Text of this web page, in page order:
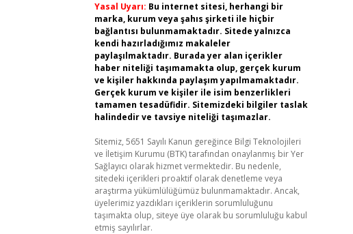
Yasal Uyarı: Bu internet sitesi, herhangi bir
marka, kurum veya şahıs şirketi ile hiçbir
bağlantısı bulunmamaktadır. Sitede yalnızca
kendi hazırladığımız makaleler
paylaşılmaktadır. Burada yer alan içerikler
haber niteliği taşımamakta olup, gerçek kurum
ve kişiler hakkında paylaşım yapılmamaktadır.
Gerçek kurum ve kişiler ile isim benzerlikleri
tamamen tesadüfidir. Sitemizdeki bilgiler taslak
halindedir ve tavsiye niteliği taşımazlar.
Sitemiz, 5651 Sayılı Kanun gereğince Bilgi Teknolojileri
ve İletişim Kurumu (BTK) tarafından onaylanmış bir Yer
Sağlayıcı olarak hizmet vermektedir. Bu nedenle,
sitedeki içerikleri proaktif olarak denetleme veya
araştırma yükümlülüğümüz bulunmamaktadır. Ancak,
üyelerimiz yazdıkları içeriklerin sorumluluğunu
taşımakta olup, siteye üye olarak bu sorumluluğu kabul
etmiş sayılırlar.